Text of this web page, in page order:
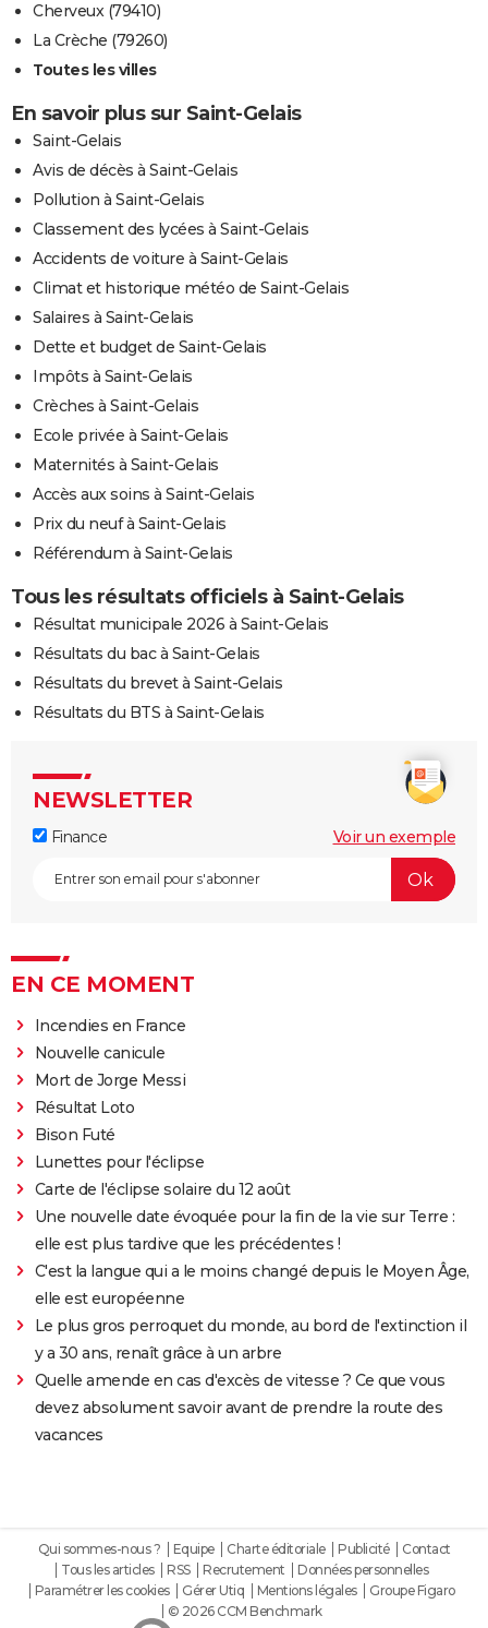
Cherveux (79410)
La Crèche (79260)
Toutes les villes
En savoir plus sur Saint-Gelais
Saint-Gelais
Avis de décès à Saint-Gelais
Pollution à Saint-Gelais
Classement des lycées à Saint-Gelais
Accidents de voiture à Saint-Gelais
Climat et historique météo de Saint-Gelais
Salaires à Saint-Gelais
Dette et budget de Saint-Gelais
Impôts à Saint-Gelais
Crèches à Saint-Gelais
Ecole privée à Saint-Gelais
Maternités à Saint-Gelais
Accès aux soins à Saint-Gelais
Prix du neuf à Saint-Gelais
Référendum à Saint-Gelais
Tous les résultats officiels à Saint-Gelais
Résultat municipale 2026 à Saint-Gelais
Résultats du bac à Saint-Gelais
Résultats du brevet à Saint-Gelais
Résultats du BTS à Saint-Gelais
NEWSLETTER
Finance Voir un exemple
EN CE MOMENT
Incendies en France
Nouvelle canicule
Mort de Jorge Messi
Résultat Loto
Bison Futé
Lunettes pour l'éclipse
Carte de l'éclipse solaire du 12 août
Une nouvelle date évoquée pour la fin de la vie sur Terre :
elle est plus tardive que les précédentes !
C'est la langue qui a le moins changé depuis le Moyen Âge,
elle est européenne
Le plus gros perroquet du monde, au bord de l'extinction il
y a 30 ans, renaît grâce à un arbre
Quelle amende en cas d'excès de vitesse ? Ce que vous
devez absolument savoir avant de prendre la route des
vacances
Qui sommes-nous ? Equipe Charte éditoriale Publicité
Contact
Tous les articles
RSS Recrutement
Données personnelles
Paramétrer les cookies
Gérer Utiq Mentions légales
Groupe Figaro
© 2026 CCM Benchmark